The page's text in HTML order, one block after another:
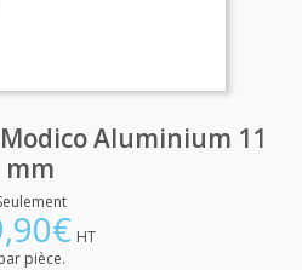
Aluminium 11
mm
€ HT
pièce.